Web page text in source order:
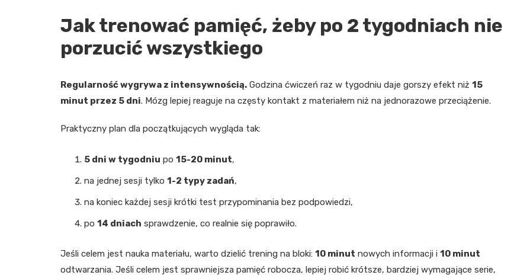
Jak trenować pamięć, żeby po 2 tygodniach nie
porzucić wszystkiego
Regularność wygrywa z intensywnością. Godzina ćwiczeń raz w tygodniu daje gorszy efekt niż 15
minut przez 5 dni. Mózg lepiej reaguje na częsty kontakt z materiałem niż na jednorazowe przeciążenie.
Praktyczny plan dla początkujących wygląda tak:
5 dni w tygodniu po 15-20 minut,
na jednej sesji tylko 1-2 typy zadań,
na koniec każdej sesji krótki test przypominania bez podpowiedzi,
po 14 dniach sprawdzenie, co realnie się poprawiło.
Jeśli celem jest nauka materiału, warto dzielić trening na bloki: 10 minut nowych informacji i 10 minut
odtwarzania. Jeśli celem jest sprawniejsza pamięć robocza, lepiej robić krótsze, bardziej wymagające serie,